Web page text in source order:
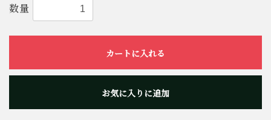
数量
カートに入れる
お気に入りに追加